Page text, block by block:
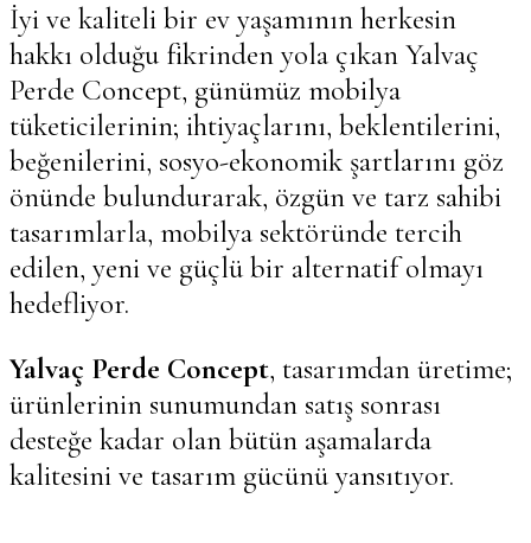
İyi ve kaliteli bir ev yaşamının herkesin
hakkı olduğu fikrinden yola çıkan Yalvaç
Perde Concept, günümüz mobilya
tüketicilerinin; ihtiyaçlarını, beklentilerini,
beğenilerini, sosyo-ekonomik şartlarını göz
önünde bulundurarak, özgün ve tarz sahibi
tasarımlarla, mobilya sektöründe tercih
edilen, yeni ve güçlü bir alternatif olmayı
hedefliyor.
Yalvaç Perde Concept, tasarımdan üretime;
ürünlerinin sunumundan satış sonrası
desteğe kadar olan bütün aşamalarda
kalitesini ve tasarım gücünü yansıtıyor.